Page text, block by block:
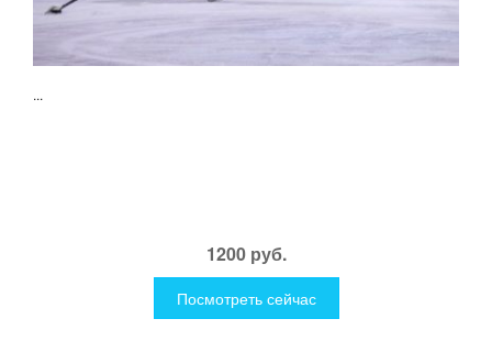
...
1200 руб.
Посмотреть сейчас